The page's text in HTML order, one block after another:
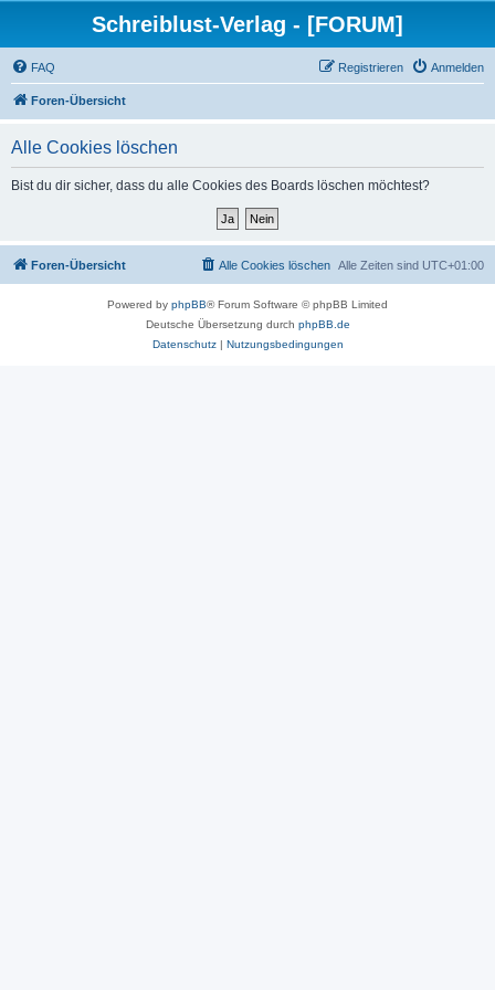
Schreiblust-Verlag - [FORUM]
FAQ Anmelden
Registrieren
Foren-Übersicht
Alle Cookies löschen
Bist du dir sicher, dass du alle Cookies des Boards löschen möchtest?
Foren-Übersicht Alle Zeiten sind UTC+01:00
Alle Cookies löschen
Powered by phpBB® Forum Software © phpBB Limited
Deutsche Übersetzung durch phpBB.de
Datenschutz| Nutzungsbedingungen